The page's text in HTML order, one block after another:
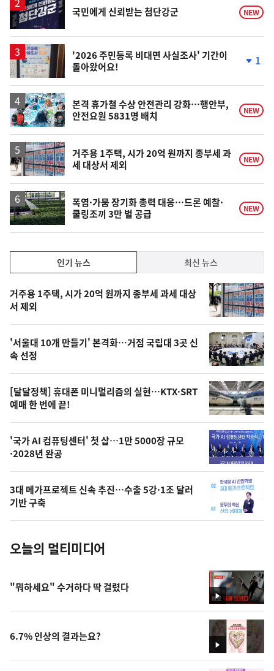
국민에게 신뢰받는 첨단강군 NEW
'2026 주민등록 비대면 사실조사' 기간이
돌아왔어요!
계
락
1
본격 휴가철 수상 안전관리 강화…행안부,
안전요원 5831명 배치
NEW
거주용 1주택, 시가 20억 원까지 종부세 과
세 대상서 제외
NEW
폭염·가뭄 장기화 총력 대응…드론 예찰·
쿨링조끼 3만 벌 공급
NEW
기,
최
신,
오
늘
의
영
상
오
늘
의
사
진
인기 뉴스 최신 뉴스
기
뉴
스
거주용 1주택, 시가 20억 원까지 종부세 과세 대상
서 제외
'서울대 10개 만들기' 본격화…거점 국립대 3곳 신
속 선정
[달달정책] 휴대폰 미니멀리즘의 실현…KTX·SRT
예매 한 번에 끝!
'국가 AI 컴퓨팅센터' 첫 삽…1만 5000장 규모
·2028년 완공
3대 메가프로젝트 신속 추진…수출 5강·1조 달러
기반 구축
오늘의 멀티미디어
영
상
"뭐하세요" 수거하다 딱 걸렸다
영
상
6.7% 인상의 결과는요?